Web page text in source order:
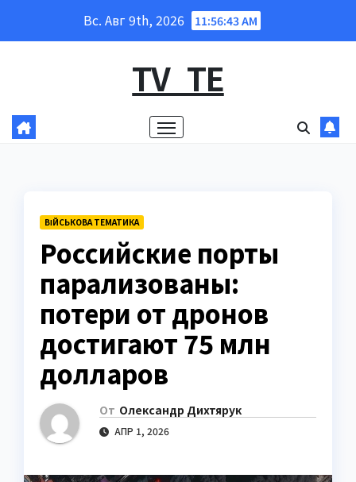
Вс. Авг 9th, 2026 11:56:44 AM
TV_TE
ВІЙСЬКОВА ТЕМАТИКА
Российские порты
парализованы:
потери от дронов
достигают 75 млн
долларов
От Олександр Дихтярук
АПР 1, 2026